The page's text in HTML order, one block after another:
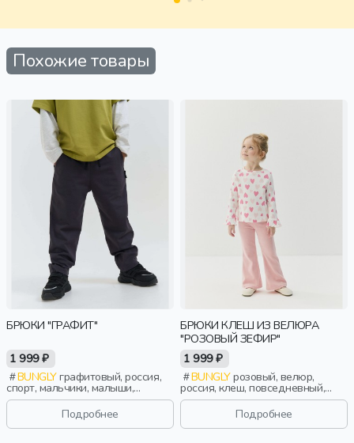
Похожие товары
БРЮКИ "ГРАФИТ"
1 999 ₽
BUNGLYграфитовый, россия,
спорт, мальчики, малыши,
дошкольники, дети
Подробнее
БРЮКИ КЛЕШ ИЗ ВЕЛЮРА
"РОЗОВЫЙ ЗЕФИР"
1 999 ₽
BUNGLYрозовый, велюр,
россия, клеш, повседневный,
актив, девочки, малыши,
дошкольники, дети
Подробнее